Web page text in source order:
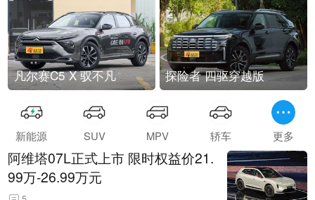
凡尔赛C5 X 驭不凡 探险者 四驱穿越版
新能源 SUV MPV 轿车 更多
阿维塔07L正式上市 限时权益价21.
99万-26.99万元